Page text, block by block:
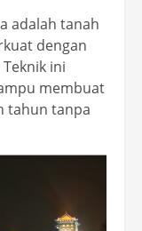
adalah tanah
dengan
ini
membuat
tahun tanpa